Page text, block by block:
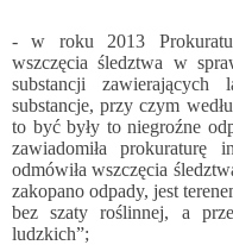
- w roku 2013
wszczęcia śledztwa w
substancji
substancje, przy czym
to być były to niegroźne
zawiadomiła prokuraturę
odmówiła wszczęcia
zakopano odpady, jest
bez szaty roślinnej, a
ludzkich”;